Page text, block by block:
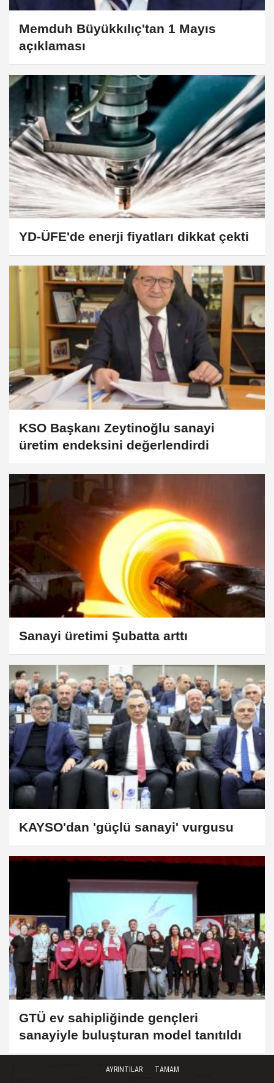
Memduh Büyükkılıç'tan 1 Mayıs
açıklaması
YD-ÜFE'de enerji fiyatları dikkat çekti
KSO Başkanı Zeytinoğlu sanayi
üretim endeksini değerlendirdi
Sanayi üretimi Şubatta arttı
KAYSO'dan 'güçlü sanayi' vurgusu
GTÜ ev sahipliğinde gençleri
sanayiyle buluşturan model tanıtıldı
AYRINTILAR TAMAM